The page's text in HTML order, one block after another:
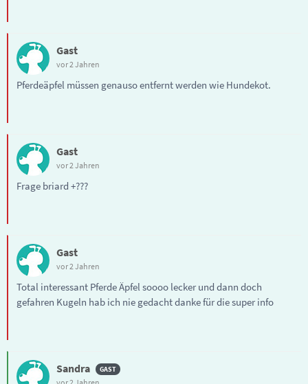
Gast
vor 2 Jahren
Pferdeäpfel müssen genauso entfernt werden wie Hundekot.
Gast
vor 2 Jahren
Frage briard +???
Gast
vor 2 Jahren
Total interessant Pferde Äpfel soooo lecker und dann doch
gefahren Kugeln hab ich nie gedacht danke für die super info
Sandra